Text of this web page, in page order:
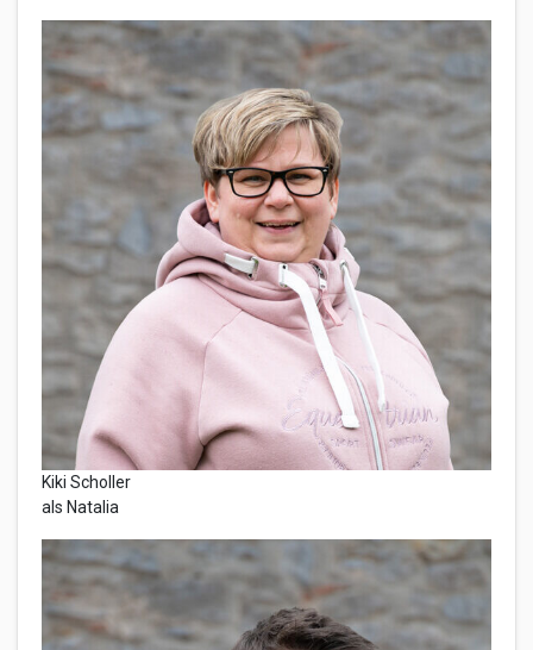
Kiki Scholler
als Natalia